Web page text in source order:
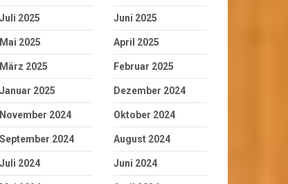
Juli 2025 Juni 2025
Mai 2025 April 2025
März 2025 Februar 2025
Januar 2025 Dezember 2024
November 2024 Oktober 2024
September 2024 August 2024
Juli 2024 Juni 2024